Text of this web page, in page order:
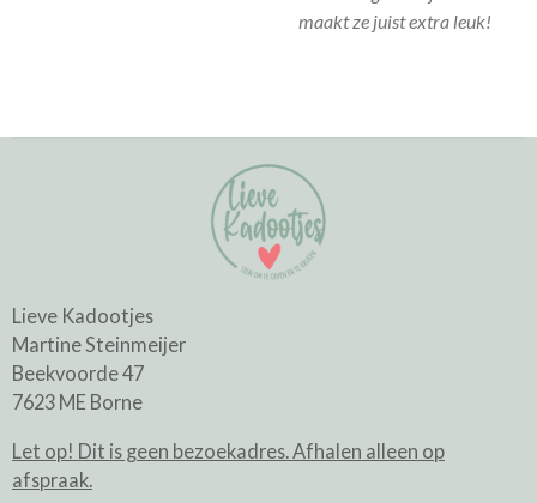
maakt ze juist extra leuk!
Lieve Kadootjes
Martine Steinmeijer
Beekvoorde 47
7623 ME Borne
Let op! Dit is geen bezoekadres. Afhalen alleen op
afspraak.